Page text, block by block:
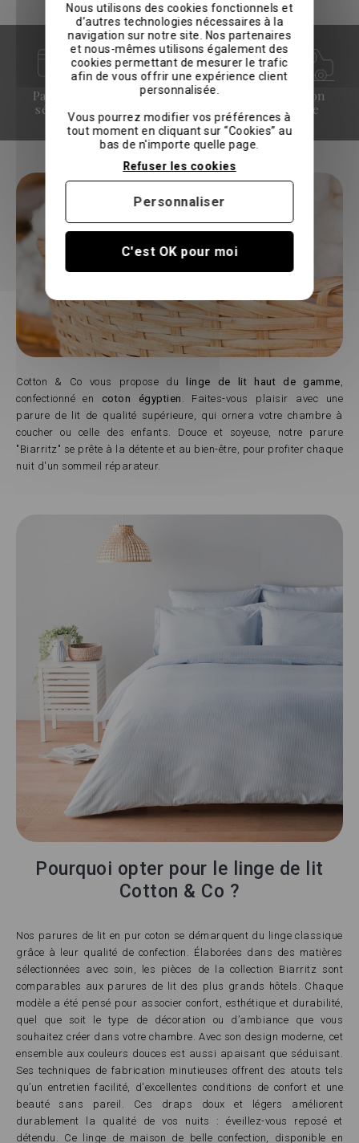
Paiement
sécurisé
Qualité
hotelière
Livraison
offerte
Cotton & Co vous propose du linge de lit haut de gamme
confectionné en coton égyptien
. Faites-vous plaisir avec une
parure de lit de qualité supérieure, qui ornera votre chambre à
coucher ou celle des enfants. Douce et soyeuse, notre parure
"Biarritz" se prête à la détente et au bien-être, pour profiter chaque
nuit d'un sommeil réparateur.
Pourquoi opter pour le linge de lit
Cotton & Co ?
Nos parures de lit en pur coton se démarquent du linge classique
grâce à leur qualité de confection. Élaborées dans des matières
sélectionnées avec soin, les pièces de la collection Biarritz sont
comparables aux parures de lit des plus grands hôtels. Chaque
modèle a été pensé pour associer confort, esthétique et durabilité,
quel que soit le type de décoration ou d’ambiance que vous
souhaitez créer dans votre chambre. Avec son design moderne, cet
ensemble aux couleurs douces est aussi apaisant que séduisant.
Ses techniques de fabrication minutieuses offrent des atouts tels
qu’un entretien facilité, d'excellentes conditions de confort et une
beauté sans pareil. Ces draps doux et légers améliorent
durablement la qualité de vos nuits : éveillez-vous reposé et
détendu. Ce linge de maison de belle confection, disponible en
Nous utilisons des cookies fonctionnels et
d’autres technologies nécessaires à la
navigation sur notre site. Nos partenaires
et nous-mêmes utilisons également des
cookies permettant de mesurer le trafic
afin de vous offrir une expérience client
personnalisée.
Vous pourrez modifier vos préférences à
tout moment en cliquant sur “Cookies” au
bas de n'importe quelle page.
C'est OK pour moi
Refuser les cookies
Personnaliser